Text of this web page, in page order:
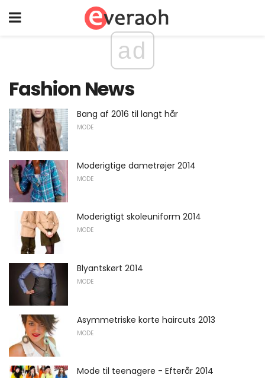
ad
Fashion News
Bang af 2016 til langt hår
MODE
Moderigtige dametrøjer 2014
MODE
Moderigtigt skoleuniform 2014
MODE
Blyantskørt 2014
MODE
Asymmetriske korte haircuts 2013
MODE
Mode til teenagere - Efterår 2014